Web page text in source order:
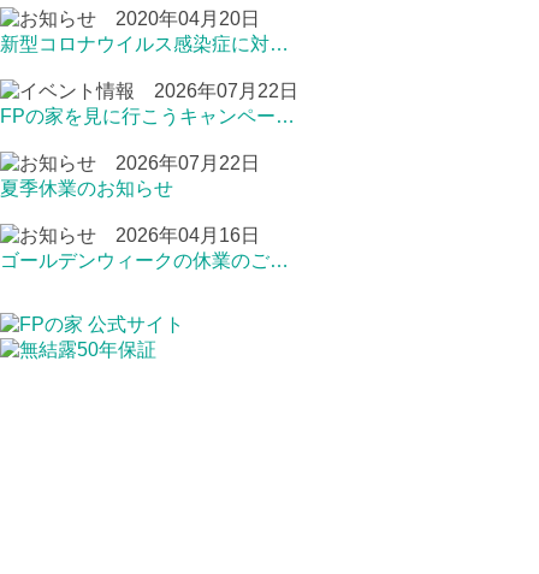
2020年04月20日
新型コロナウイルス感染症に対…
2026年07月22日
FPの家を見に行こうキャンペー…
2026年07月22日
夏季休業のお知らせ
2026年04月16日
ゴールデンウィークの休業のご…